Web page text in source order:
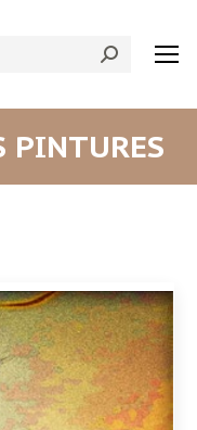
PINTURES